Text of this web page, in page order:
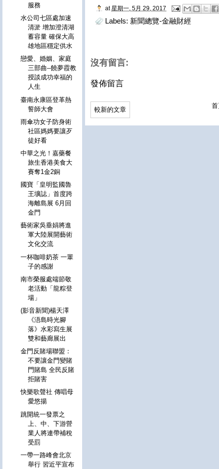
at 星期一, 5月 29, 2017
Labels: 新聞總覽-金融財經
沒有留言:
發佈留言
較新的文章
服務
水公司七區處加速
清淤 增加澄清湖
蓄容量 確保大高
雄地區穩定供水
戀愛、婚姻、家庭
三部曲--饒夢霞教
授談成功幸福的
人生
臺南永康區登革熱
誓師大會
雨傘功女子防身術
社區媽媽要讓歹
徒好看
中華之光！嘉藥餐
旅生香港美食大
賽奪1金2銅
國寶「皇明監國魯
王壙誌」首度跨
海離島展 6月回
金門
藝術家吳垂娟將進
軍大陸展開藝術
文化交流
一杯咖啡奶茶 一輩
子的感謝
南市榮服處端節敬
老活動「龍粽登
場」
(影音新聞)楊天澤
《浯島時光腳
落》水彩寫生展
雙和藝廊展出
金門反賭場聯盟：
不要讓金門變賭
門賭島 全民反賭
拒賭害
快樂歌聲社 傳唱母
愛悠揚
跳開統一發票之
上、中、下游營
業人將連帶補稅
受罰
一帶一路峰會北京
舉行 習近平宣布